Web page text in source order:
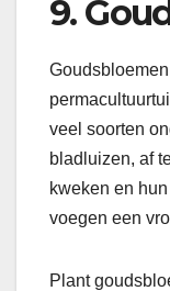
9.
veel soorten
bladluizen, af
kweken en
voegen een
Plant